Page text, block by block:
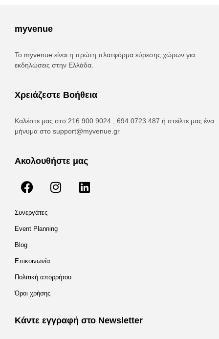
myvenue
Το myvenue είναι η πρώτη πλατφόρμα εύρεσης χώρων για
εκδηλώσεις στην Ελλάδα.
Χρειάζεστε Βοήθεια
Καλέστε μας στο 216 900 9024 , 694 0723 487 ή στείλτε μας ένα
μήνυμα στο support@myvenue.gr
Ακολουθήστε μας
Συνεργάτες
Event Planning
Blog
Επικοινωνία
Πολιτική απορρήτου
Όροι χρήσης
Κάντε εγγραφή στο Newsletter